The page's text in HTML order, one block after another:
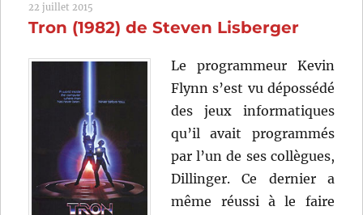
22 juillet 2015
Tron (1982) de Steven Lisberger
Le programmeur Kevin
Flynn s’est vu dépossédé
des jeux informatiques
qu’il avait programmés
par l’un de ses collègues,
Dillinger. Ce dernier a
même réussi à le faire